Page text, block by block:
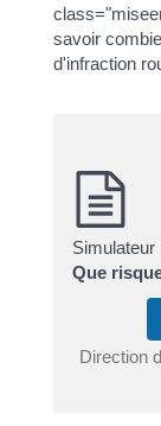
savoir
d'infraction
Simulateur
Que
Direction